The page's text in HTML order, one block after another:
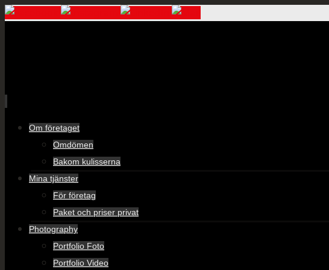
Skip
Om företaget
Omdömen
Bakom kulisserna
Mina tjänster
För företag
Paket och priser privat
Photography
Portfolio Foto
Portfolio Video